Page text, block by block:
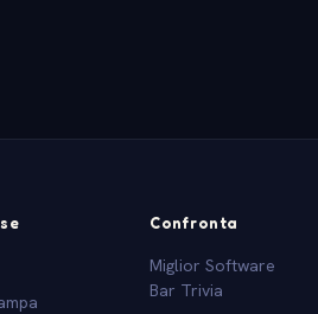
Confronta
Miglior Software
Bar Trivia